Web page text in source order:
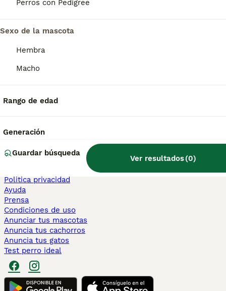
Perros con Pedigree
Sexo de la mascota
Hembra
Macho
Rango de edad
Generación
Guardar búsqueda
Ver resultados(0)
Sphynx en venta
Maine Coon en venta
Persa en venta
Teckel en Barcelona
Chihuahua en Sevilla
Perros en adopcion
Información
Politica privacidad
Ayuda
Prensa
Condiciones de uso
Anunciar tus mascotas
Anuncia tus cachorros
Anuncia tus gatos
Test perro ideal